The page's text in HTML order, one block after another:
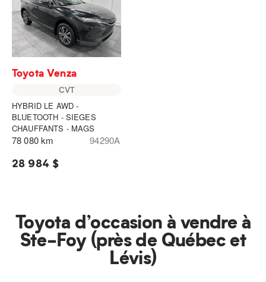
Toyota Venza
CVT
HYBRID LE AWD -
BLUETOOTH - SIEGES
CHAUFFANTS - MAGS
78 080 km 94290A
28 984 $
Toyota d’occasion à vendre à
Ste-Foy (près de Québec et
Lévis)